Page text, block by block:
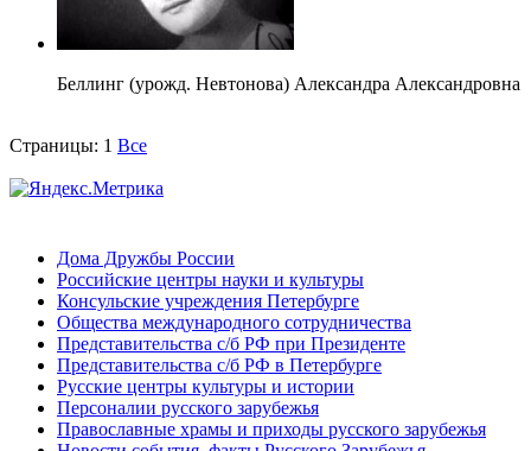
Беллинг (урожд. Невтонова) Александра Александровна
Страницы: 1 Все
Дома Дружбы России
Российские центры науки и культуры
Консульские учреждения Петербурге
Общества международного сотрудничества
Представительства с/б РФ при Президенте
Представительства с/б РФ в Петербурге
Русские центры культуры и истории
Персоналии русского зарубежья
Православные храмы и приходы русского зарубежья